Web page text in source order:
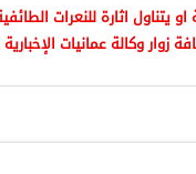
اثارة للنعرات
زوار وكالة عمانيات